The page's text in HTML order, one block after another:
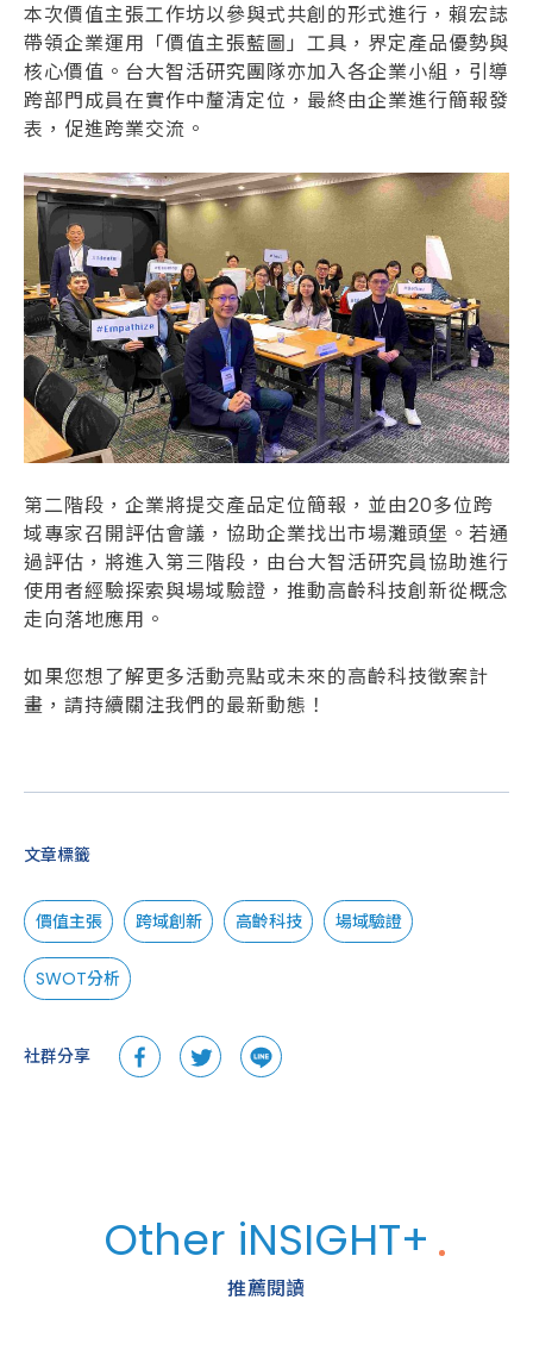
本次價值主張工作坊以參與式共創的形式進行，賴宏誌
帶領企業運用「價值主張藍圖」工具，界定產品優勢與
核心價值。台大智活研究團隊亦加入各企業小組，引導
跨部門成員在實作中釐清定位，最終由企業進行簡報發
表，促進跨業交流。
第二階段，企業將提交產品定位簡報，並由20多位跨
域專家召開評估會議，協助企業找出市場灘頭堡。若通
過評估，將進入第三階段，由台大智活研究員協助進行
使用者經驗探索與場域驗證，推動高齡科技創新從概念
走向落地應用。
如果您想了解更多活動亮點或未來的高齡科技徵案計
畫，請持續關注我們的最新動態！
文章標籤
價值主張 跨域創新 高齡科技 場域驗證
SWOT分析
社群分享
Other iNSIGHT+
推薦閱讀